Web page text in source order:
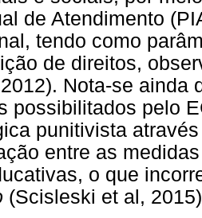
de Atendimento
tendo como
de direitos,
Nota-se ainda
possibilitados pelo
punitivista
entre as
o que
(Scisleski et al,